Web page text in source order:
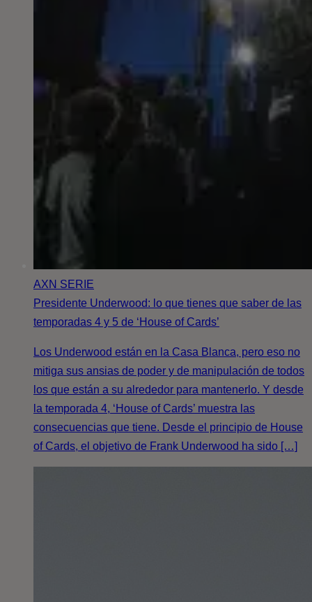
AXN SERIE
Presidente Underwood: lo que tienes que saber de las
temporadas 4 y 5 de ‘House of Cards’
Los Underwood están en la Casa Blanca, pero eso no
mitiga sus ansias de poder y de manipulación de todos
los que están a su alrededor para mantenerlo. Y desde
la temporada 4, ‘House of Cards’ muestra las
consecuencias que tiene. Desde el principio de House
of Cards, el objetivo de Frank Underwood ha sido […]